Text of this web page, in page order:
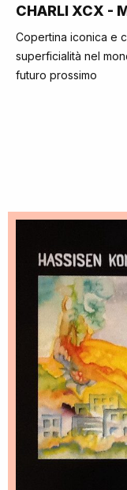
CHARLI XCX -
Copertina iconica e
superficialità nel
futuro prossimo